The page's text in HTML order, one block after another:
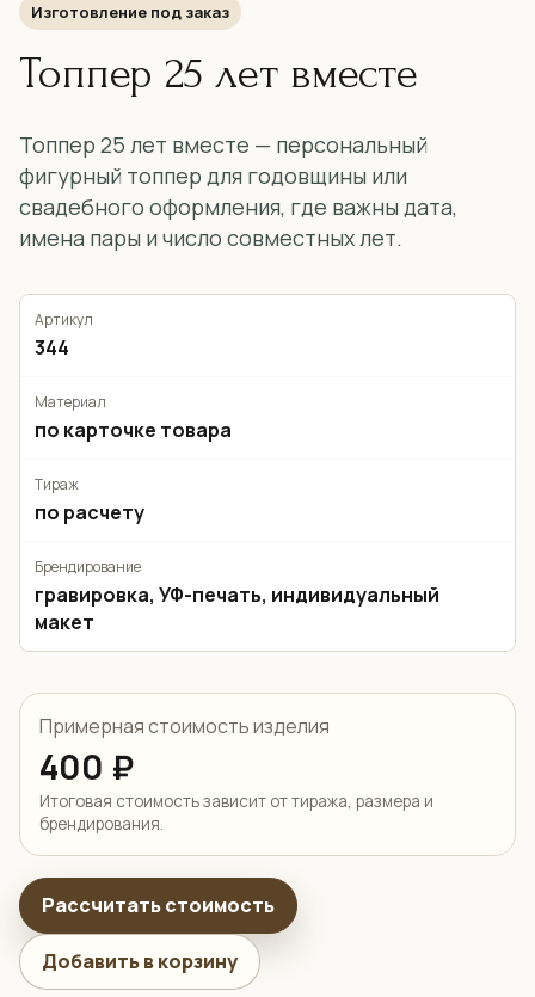
Изготовление под заказ
Топпер 25 лет вместе
Топпер 25 лет вместе — персональный
фигурный топпер для годовщины или
свадебного оформления, где важны дата,
имена пары и число совместных лет.
Артикул
344
Материал
по карточке товара
Тираж
по расчету
Брендирование
гравировка, УФ-печать, индивидуальный
макет
Примерная стоимость изделия
400 ₽
Итоговая стоимость зависит от тиража, размера и
брендирования.
Рассчитать стоимость
Добавить в корзину